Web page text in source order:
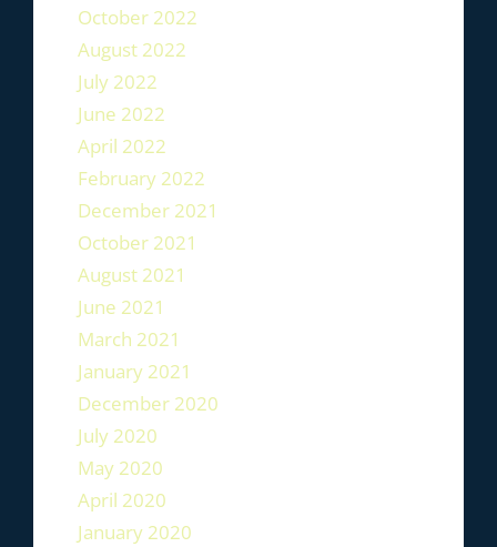
October 2022
August 2022
July 2022
June 2022
April 2022
February 2022
December 2021
October 2021
August 2021
June 2021
March 2021
January 2021
December 2020
July 2020
May 2020
April 2020
January 2020